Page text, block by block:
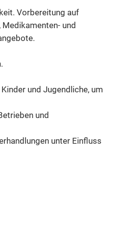
Vorbereitung auf
und
und Jugendliche, um
und
unter Einfluss